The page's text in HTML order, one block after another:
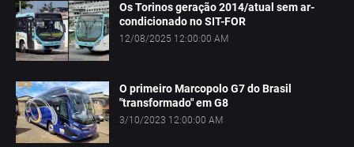
Os Torinos geração 2014/atual sem ar-
condicionado no SIT-FOR
12/08/2025 12:00:00 AM
O primeiro Marcopolo G7 do Brasil
"transformado" em G8
3/10/2023 12:00:00 AM